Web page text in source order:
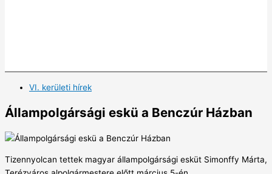
VI. kerületi hírek
Állampolgársági eskü a Benczúr Házban
Tizennyolcan tettek magyar állampolgársági esküt Simonffy Márta,